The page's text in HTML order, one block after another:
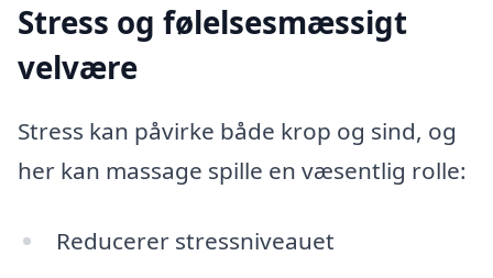
Stress og følelsesmæssigt
velvære
Stress kan påvirke både krop og sind, og
her kan massage spille en væsentlig rolle:
Reducerer stressniveauet